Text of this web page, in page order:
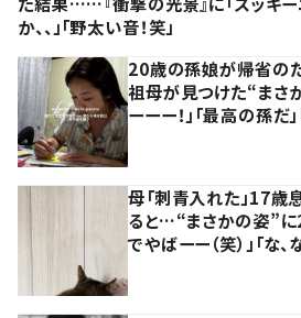
か、、」「野太い音！笑」
20歳の孫娘が帰省の
祖母が見つけた“まさ
ーーー！」「最高の孫だ
母「刺青入れた」17歳
ると…“まさかの姿”に
でやばーー（笑）」「な、